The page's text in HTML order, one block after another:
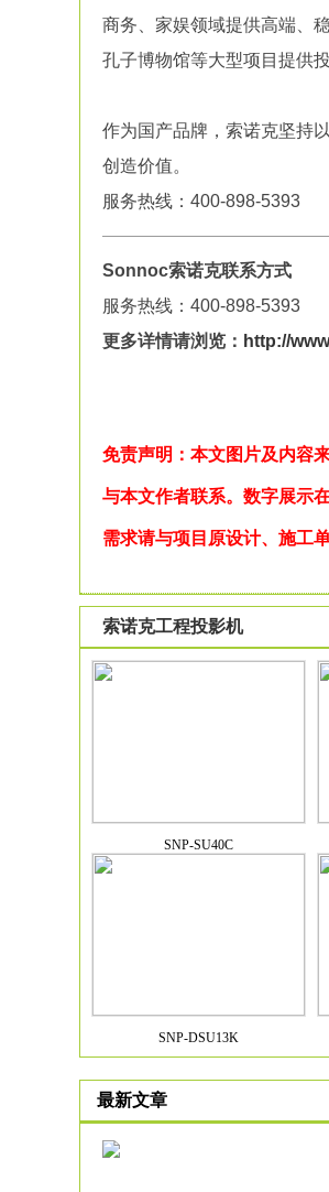
商务、家娱领域提供高端、
孔子博物馆等大型项目提供
作为国产品牌，索诺克坚持
创造价值。
服务热线：400-898-5393
Sonnoc索诺克联系方式
服务热线：400-898-5393
更多详情请浏览： http://
免责声明：本文图片及内容
与本文作者联系。数字展示
需求请与项目原设计、施工
索诺克工程投影机
SNP-SU40C
SNP-DSU13K
最新文章